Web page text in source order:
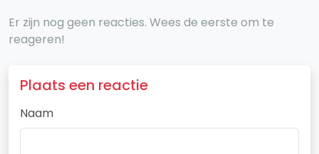
Er zijn nog geen reacties. Wees de eerste om te
reageren!
Plaats een reactie
Naam